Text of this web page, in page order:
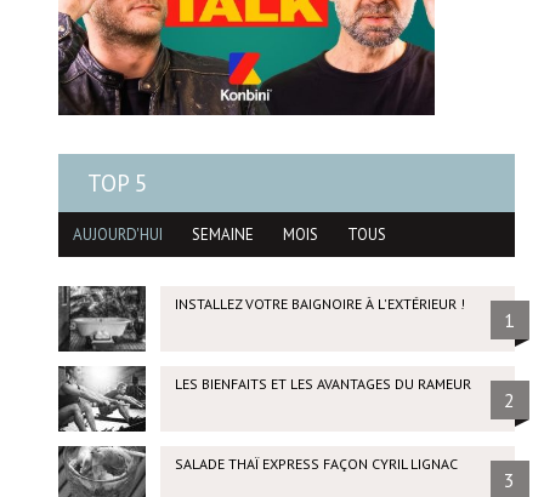
TOP 5
AUJOURD'HUI SEMAINE MOIS TOUS
INSTALLEZ VOTRE BAIGNOIRE À L'EXTÉRIEUR !
1
LES BIENFAITS ET LES AVANTAGES DU RAMEUR
2
SALADE THAÏ EXPRESS FAÇON CYRIL LIGNAC
3